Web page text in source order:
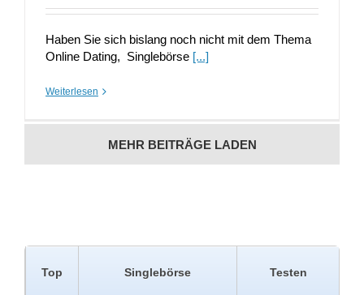
Haben Sie sich bislang noch nicht mit dem Thema
Online Dating, Singlebörse [...]
Weiterlesen
MEHR BEITRÄGE LADEN
Top Singlebörse Testen